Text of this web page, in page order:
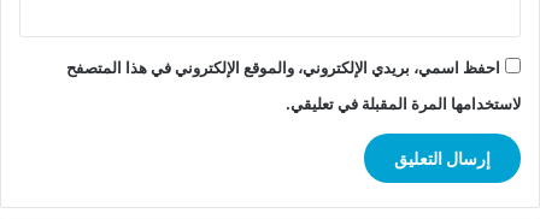
احفظ اسمي، بريدي الإلكتروني، والموقع الإلكتروني في هذا المتصفح
لاستخدامها المرة المقبلة في تعليقي.